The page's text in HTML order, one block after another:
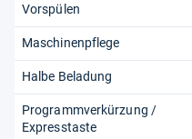
Vorspülen
Maschinenpflege
Halbe Beladung
Programmverkürzung /
Expresstaste